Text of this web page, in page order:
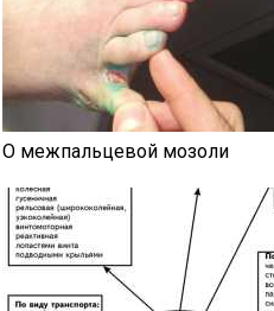
О межпальцевой мозоли